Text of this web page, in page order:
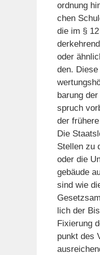
ordnung
chen
die im §
oder
den.
barung
spruch
der
Die
Stellen zu
oder die
gebäude
sind wie
lich der
Fixierung
punkt des